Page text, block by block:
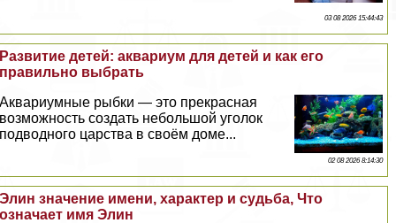
03 08 2026 15:44:43
Развитие детей: аквариум для детей и как его
правильно выбрать
Аквариумные рыбки — это прекрасная
возможность создать небольшой уголок
подводного царства в своём доме...
02 08 2026 8:14:30
Элин значение имени, хаpaктер и судьба, Что
означает имя Элин